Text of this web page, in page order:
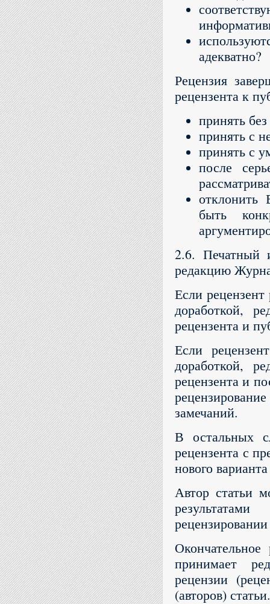
адекватно?
Рецензия
рецензента к
принять
принять с
принять с
после
отклонить
быть
2.6. Печатный
редакцию
Если рецензент
доработкой,
рецензента и
Если
доработкой,
рецензента и
замечаний.
В остальных
рецензента с
нового
Автор статьи
принимает
рецензии
(авторов) статьи.